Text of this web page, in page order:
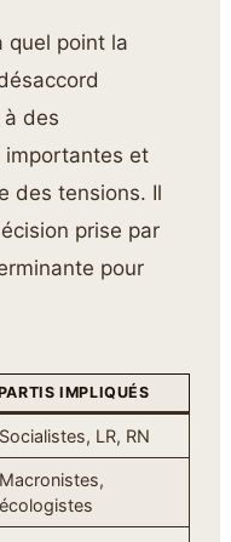
quel point la
des
importantes et
des tensions. Il
prise par
pour
IMPLIQUÉS
Socialistes, LR, RN
Macronistes,
écologistes